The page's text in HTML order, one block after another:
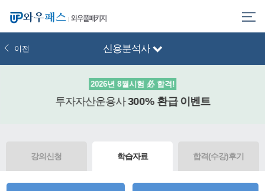
와우풀패키지
신용분석사
이전
2026년 8월시험 必 합격!
투자자산운용사300% 환급이벤트
강의신청 학습자료 합격(수강)후기